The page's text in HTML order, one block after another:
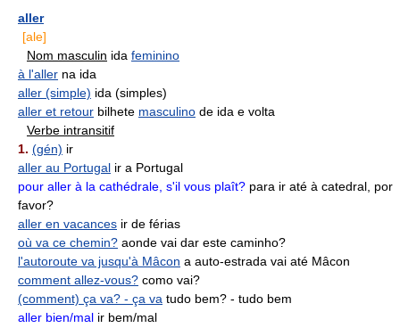
aller
[ale]
Nom masculin ida feminino
à l'aller na ida
aller (simple) ida (simples)
aller et retour bilhete masculino de ida e volta
Verbe intransitif
1. (gén) ir
aller au Portugal ir a Portugal
pour aller à la cathédrale, s'il vous plaît? para ir até à catedral, por
favor?
aller en vacances ir de férias
où va ce chemin? aonde vai dar este caminho?
l'autoroute va jusqu'à Mâcon a auto-estrada vai até Mâcon
comment allez-vous? como vai?
(comment) ça va? - ça va tudo bem? - tudo bem
aller bien/mal ir bem/mal